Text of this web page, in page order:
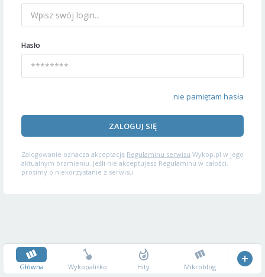
Hasło
nie pamiętam hasła
ZALOGUJ SIĘ
Zalogowanie oznacza akceptację Regulaminu serwisu Wykop.pl w jego
aktualnym brzmieniu. Jeśli nie akceptujesz Regulaminu w całości,
prosimy o niekorzystanie z serwisu.
Główna Wykopalisko Hity Mikroblog